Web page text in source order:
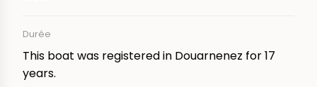
Durée
This boat was registered in Douarnenez for 17
years.